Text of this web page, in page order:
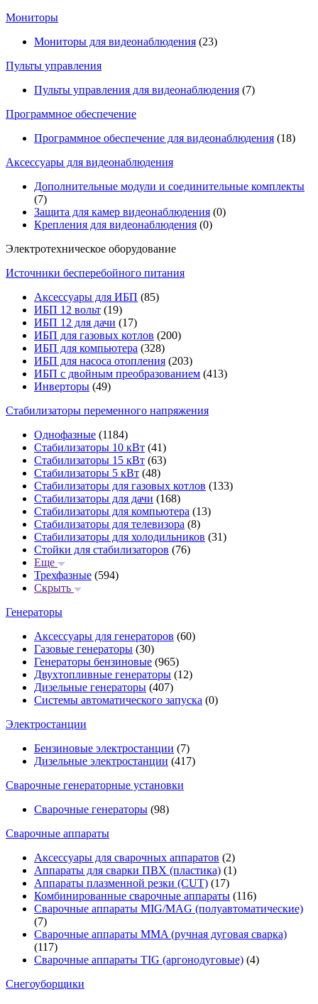
Мониторы
Мониторы для видеонаблюдения (23)
Пульты управления
Пульты управления для видеонаблюдения (7)
Программное обеспечение
Программное обеспечение для видеонаблюдения (18)
Аксессуары для видеонаблюдения
Дополнительные модули и соединительные комплекты
(7)
Защита для камер видеонаблюдения (0)
Крепления для видеонаблюдения (0)
Электротехническое оборудование
Источники бесперебойного питания
Аксессуары для ИБП (85)
ИБП 12 вольт (19)
ИБП 12 для дачи (17)
ИБП для газовых котлов (200)
ИБП для компьютера (328)
ИБП для насоса отопления (203)
ИБП с двойным преобразованием (413)
Инверторы (49)
Стабилизаторы переменного напряжения
Однофазные (1184)
Стабилизаторы 10 кВт (41)
Стабилизаторы 15 кВт (63)
Стабилизаторы 5 кВт (48)
Стабилизаторы для газовых котлов (133)
Стабилизаторы для дачи (168)
Стабилизаторы для компьютера (13)
Стабилизаторы для телевизора (8)
Стабилизаторы для холодильников (31)
Стойки для стабилизаторов (76)
Еще
Трехфазные (594)
Скрыть
Генераторы
Аксессуары для генераторов (60)
Газовые генераторы (30)
Генераторы бензиновые (965)
Двухтопливные генераторы (12)
Дизельные генераторы (407)
Системы автоматического запуска (0)
Электростанции
Бензиновые электростанции (7)
Дизельные электростанции (417)
Сварочные генераторные установки
Сварочные генераторы (98)
Сварочные аппараты
Аксессуары для сварочных аппаратов (2)
Аппараты для сварки ПВХ (пластика) (1)
Аппараты плазменной резки (CUT) (17)
Комбинированные сварочные аппараты (116)
Сварочные аппараты MIG/MAG (полуавтоматические)
(7)
Сварочные аппараты MMA (ручная дуговая сварка)
(117)
Сварочные аппараты TIG (аргонодуговые) (4)
Снегоуборщики